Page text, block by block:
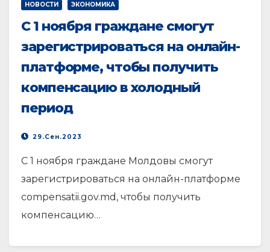
НОВОСТИ ЭКОНОМИКА
С 1 ноября граждане смогут
зарегистрироваться на онлайн-
платформе, чтобы получить
компенсацию в холодный
период
29.Сен.2023
С 1 ноября граждане Молдовы смогут
зарегистрироваться на онлайн-платформе
compensatii.gov.md, чтобы получить
компенсацию…